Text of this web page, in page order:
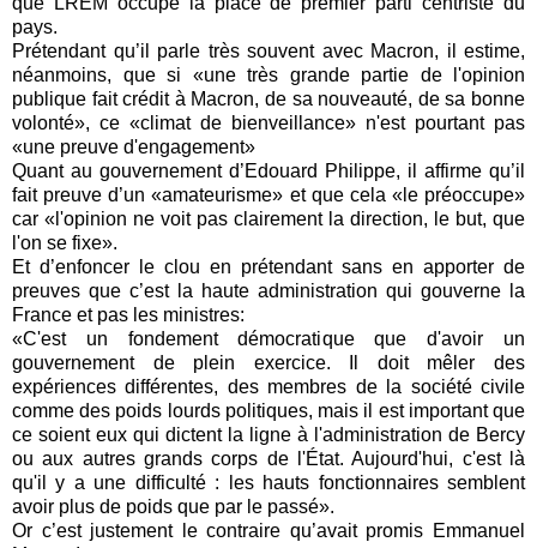
pays.
Prétendant qu’il parle très souvent avec Macron, il estime,
néanmoins, que si «une très grande partie de l'opinion
publique fait crédit à Macron, de sa nouveauté, de sa bonne
volonté», ce «climat de bienveillance» n'est pourtant pas
«une preuve d'engagement»
Quant au gouvernement d’Edouard Philippe, il affirme qu’il
fait preuve d’un «amateurisme» et que cela «le préoccupe»
car «l'opinion ne voit pas clairement la direction, le but, que
l'on se fixe».
Et d’enfoncer le clou en prétendant sans en apporter de
preuves que c’est la haute administration qui gouverne la
France et pas les ministres:
«C'est un fondement démocratique que d'avoir un
gouvernement de plein exercice. Il doit mêler des
expériences différentes, des membres de la société civile
comme des poids lourds politiques, mais il est important que
ce soient eux qui dictent la ligne à l'administration de Bercy
ou aux autres grands corps de l'État. Aujourd'hui, c'est là
qu'il y a une difficulté : les hauts fonctionnaires semblent
avoir plus de poids que par le passé».
Or c’est justement le contraire qu’avait promis Emmanuel